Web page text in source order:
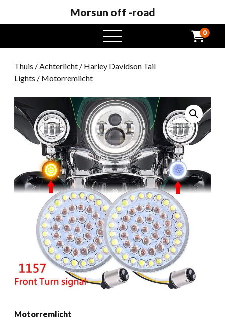
Morsun off -road
Open
het
0
Thuis /Achterlicht / Harley Davidson Tail
Lights / Motorremlicht
Motorremlicht